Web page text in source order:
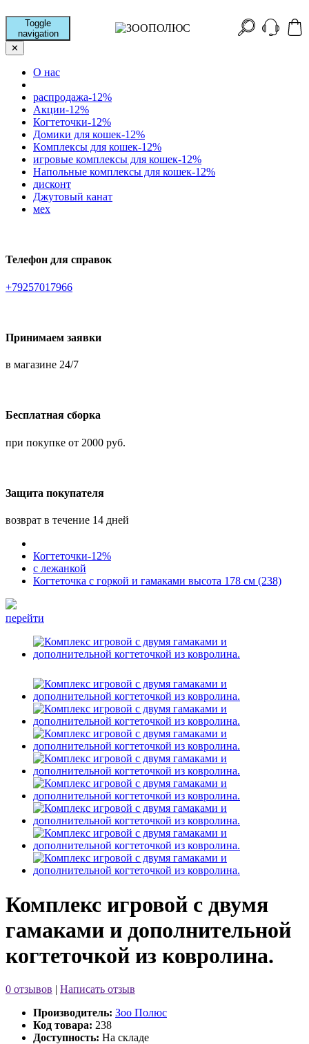
Toggle
navigation
✕
О нас
распродажа-12%
Акции-12%
Когтеточки-12%
Домики для кошек-12%
Кoмплексы для кошек-12%
игровые комплексы для кошек-12%
Напольные комплексы для кошек-12%
дисконт
Джутовый канат
мех
Телефон для справок
+79257017966
Принимаем заявки
в магазине 24/7
Бесплатная сборка
при покупке от 2000 руб.
Защита покупателя
возврат в течение 14 дней
Когтеточки-12%
с лежанкой
Когтеточка с горкой и гамаками высота 178 см (238)
перейти
Комплекс игровой с двумя
гамаками и дополнительной
когтеточкой из ковролина.
0 отзывов | Написать отзыв
Производитель: Зоо Полюс
Код товара: 238
Доступность: На складе